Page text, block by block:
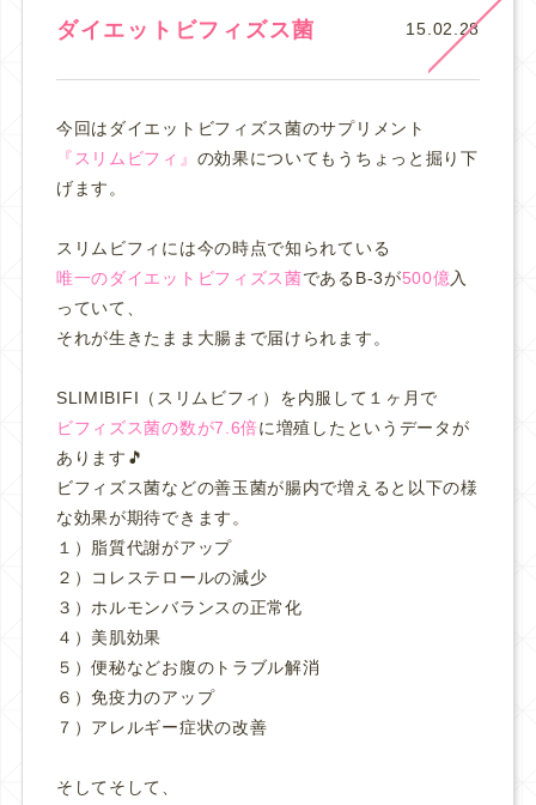
ダイエットビフィズス菌 15.02.28
今回はダイエットビフィズス菌のサプリメント
『スリムビフィ』 の効果についてもうちょっと掘り下
げます。
スリムビフィには今の時点で知られている
唯一のダイエットビフィズス菌であるB-3が500億入
っていて、
それが生きたまま大腸まで届けられます。
SLIMIBIFI（スリムビフィ）を内服して１ヶ月で
ビフィズス菌の数が7.6倍に増殖したというデータが
あります🎵
ビフィズス菌などの善玉菌が腸内で増えると以下の様
な効果が期待できます。
１）脂質代謝がアップ
２）コレステロールの減少
３）ホルモンバランスの正常化
４）美肌効果
５）便秘などお腹のトラブル解消
６）免疫力のアップ
７）アレルギー症状の改善
そしてそして、